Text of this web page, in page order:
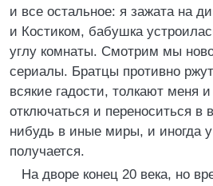
и все остальное: я зажата на
и Костиком, бабушка
углу комнаты. Смотрим мы
сериалы. Братцы противно
всякие гадости, толкают меня
отключаться и переноситься в
нибудь в иные миры, и иногда
получается.
На дворе конец 20 века, но